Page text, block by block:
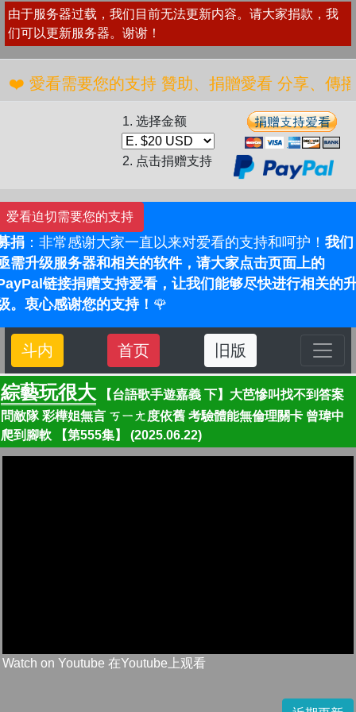
由于服务器过载，我们目前无法更新内容。请大家捐款，我
们可以更新服务器。谢谢！
需要您的支持 贊助、捐贈愛看 分享、傳播愛看
1. 选择金额
2. 点击捐赠支持
爱看迫切需要您的支持
捐 ：非常感谢大家一直以来对爱看的支持和呵护！ 我们
需升级服务器和相关的软件，请大家点击页面上的
链接捐赠支持爱看，让我们能够尽快进行相关的
。衷心感谢您的支持！ 🌹
斗内 首页 旧版
綜藝玩很大
【台語歌手遊嘉義 下】大芭慘叫找不到答案
問敵隊 彩樺姐無言 ㄎㄧㄤ度依舊 考驗體能無倫理關卡 曾瑋中
爬到腳軟 【第555集】 (2025.06.22)
Watch on Youtube 在Youtube上观看